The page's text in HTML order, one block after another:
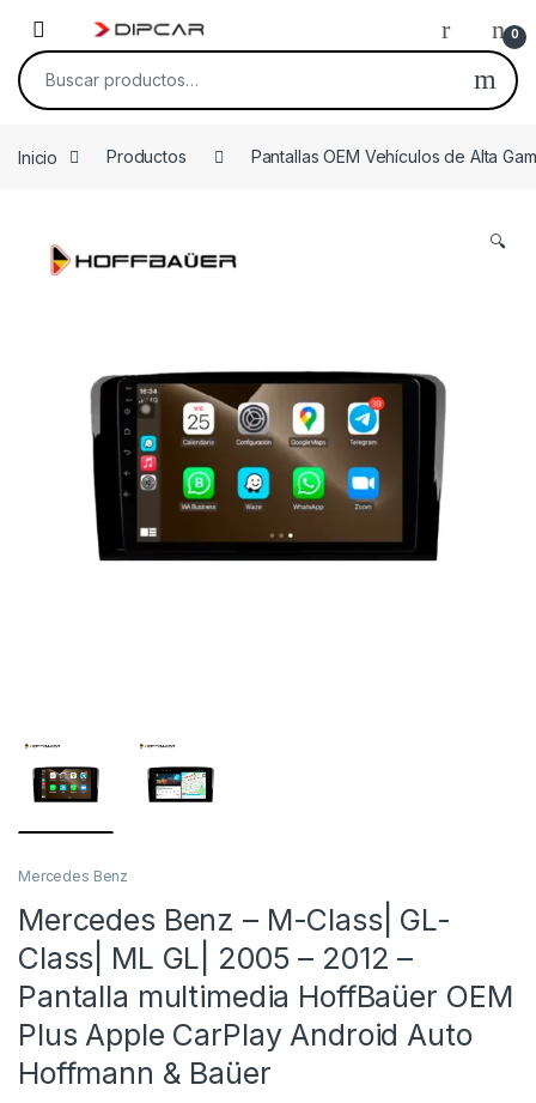
0
Buscar por:
Inicio Productos Pantallas OEM Vehículos de Alta
🔍
Mercedes Benz
Mercedes Benz – M-Class| GL-
Class| ML GL| 2005 – 2012 –
Pantalla multimedia HoffBaüer OEM
Plus Apple CarPlay Android Auto
Hoffmann & Baüer